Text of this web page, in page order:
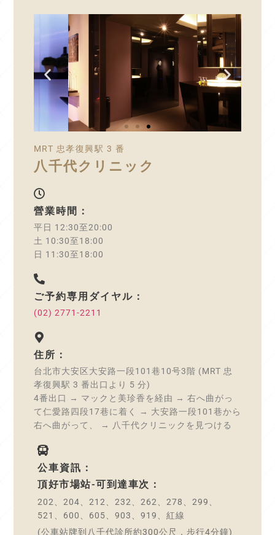
MRT 忠孝復興駅 3 番
八千代クリニック
營業時間：
平日 12:30至20:00
土 10:30至18:00
日 11:30至18:00
ご予約専用ダイヤル：
(02) 2771-2211
住所：
台北市大安区大安路一段101巷10号3階 (MRT 忠
孝復興駅 3 番出口より 5 分)
4番出口 → マックと美珍香を経由 → 右へ曲がっ
て仁愛路四段17巷に着く → 大安路一段101巷から
右へ曲がって、 → 八千代クリニックを見つける
公車資訊：
頂好市場站-可到達車次：
202、204、212、232、262、278、299、
521、600、605、903、919、紅線
(公車站牌到八千代診所約300公尺，步行4分鐘)